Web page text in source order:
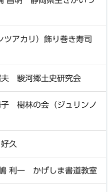
ツアカリ）飾り巻き寿司
夫 駿河郷土史研究会
子 樹林の会（ジュリンノ
久
利一 かげしま書道教室